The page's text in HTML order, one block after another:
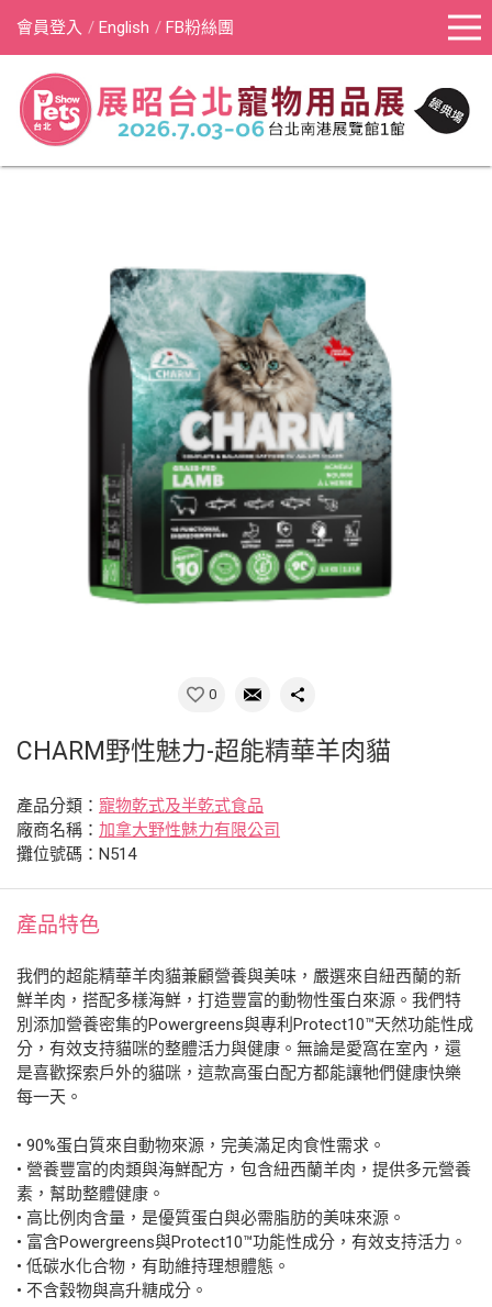
會員登入 English FB粉絲團
0
CHARM野性魅力-超能精華羊肉貓
產品分類： 寵物乾式及半乾式食品
廠商名稱： 加拿大野性魅力有限公司
攤位號碼：N514
產品特色
我們的超能精華羊肉貓兼顧營養與美味，嚴選來自紐西蘭的新
鮮羊肉，搭配多樣海鮮，打造豐富的動物性蛋白來源。我們特
別添加營養密集的Powergreens與專利Protect10™天然功能性成
分，有效支持貓咪的整體活力與健康。無論是愛窩在室內，還
是喜歡探索戶外的貓咪，這款高蛋白配方都能讓牠們健康快樂
每一天。
• 90%蛋白質來自動物來源，完美滿足肉食性需求。
• 營養豐富的肉類與海鮮配方，包含紐西蘭羊肉，提供多元營養
素，幫助整體健康。
• 高比例肉含量，是優質蛋白與必需脂肪的美味來源。
• 富含Powergreens與Protect10™功能性成分，有效支持活力。
• 低碳水化合物，有助維持理想體態。
• 不含穀物與高升糖成分。